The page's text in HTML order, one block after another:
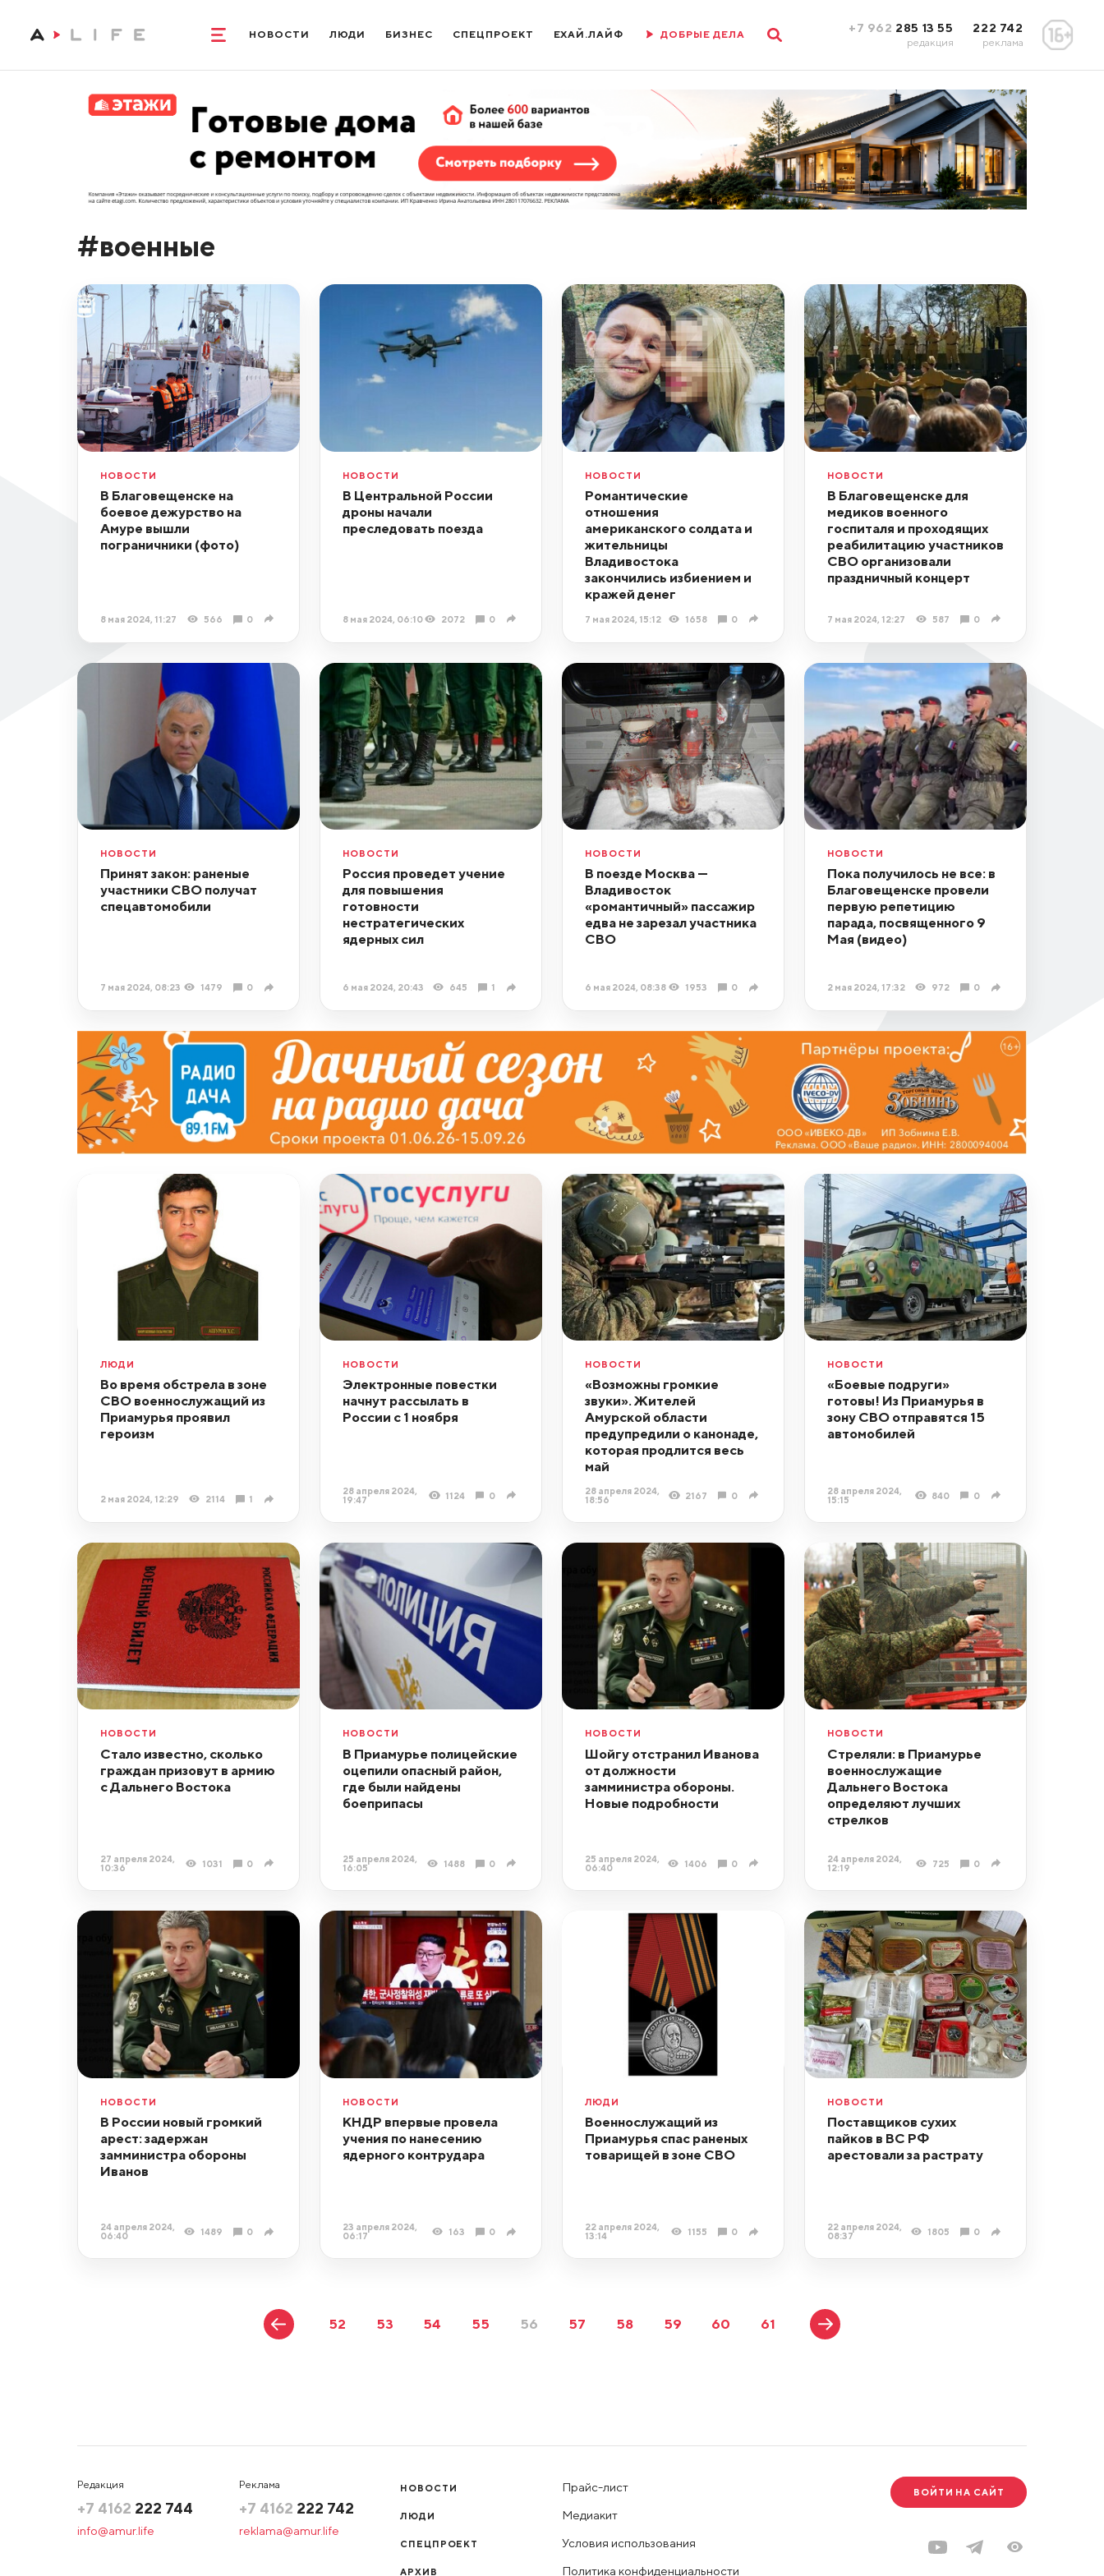
НОВОСТИ ЛЮДИ БИЗНЕС СПЕЦПРОЕКТ ЕХАЙ.ЛАЙФ ДОБРЫЕ ДЕЛА +7 962 285 13 55
редакция
222 742
реклама
#военные
НОВОСТИ
В Благовещенске на
боевое дежурство на
Амуре вышли
пограничники (фото)
8 мая 2024, 11:27 566 0
НОВОСТИ
В Центральной России
дроны начали
преследовать поезда
8 мая 2024, 06:10 2072 0
НОВОСТИ
Романтические
отношения
американского солдата и
жительницы
Владивостока
закончились избиением и
кражей денег
7 мая 2024, 15:12 1658 0
НОВОСТИ
В Благовещенске для
медиков военного
госпиталя и проходящих
реабилитацию участников
СВО организовали
праздничный концерт
7 мая 2024, 12:27 587 0
НОВОСТИ
Принят закон: раненые
участники СВО получат
спецавтомобили
7 мая 2024, 08:23 1479 0
НОВОСТИ
Россия проведет учение
для повышения
готовности
нестратегических
ядерных сил
6 мая 2024, 20:43 645 1
НОВОСТИ
В поезде Москва —
Владивосток
«романтичный» пассажир
едва не зарезал участника
СВО
6 мая 2024, 08:38 1953 0
НОВОСТИ
Пока получилось не все: в
Благовещенске провели
первую репетицию
парада, посвященного 9
Мая (видео)
2 мая 2024, 17:32 972 0
ЛЮДИ
Во время обстрела в зоне
СВО военнослужащий из
Приамурья проявил
героизм
2 мая 2024, 12:29 2114 1
НОВОСТИ
Электронные повестки
начнут рассылать в
России с 1 ноября
28 апреля 2024,
19:47
1124 0
НОВОСТИ
«Возможны громкие
звуки». Жителей
Амурской области
предупредили о канонаде,
которая продлится весь
май
28 апреля 2024,
18:56
2167 0
НОВОСТИ
«Боевые подруги»
готовы! Из Приамурья в
зону СВО отправятся 15
автомобилей
28 апреля 2024,
15:15
840 0
НОВОСТИ
Стало известно, сколько
граждан призовут в армию
с Дальнего Востока
27 апреля 2024,
10:36
1031 0
НОВОСТИ
В Приамурье полицейские
оцепили опасный район,
где были найдены
боеприпасы
25 апреля 2024,
16:05
1488 0
НОВОСТИ
Шойгу отстранил Иванова
от должности
замминистра обороны.
Новые подробности
25 апреля 2024,
06:40
1406 0
НОВОСТИ
Стреляли: в Приамурье
военнослужащие
Дальнего Востока
определяют лучших
стрелков
24 апреля 2024,
12:19
725 0
НОВОСТИ
В России новый громкий
арест: задержан
замминистра обороны
Иванов
24 апреля 2024,
06:40
1489 0
НОВОСТИ
КНДР впервые провела
учения по нанесению
ядерного контрудара
23 апреля 2024,
06:17
163 0
ЛЮДИ
Военнослужащий из
Приамурья спас раненых
товарищей в зоне СВО
22 апреля 2024,
13:14
1155 0
НОВОСТИ
Поставщиков сухих
пайков в ВС РФ
арестовали за растрату
22 апреля 2024,
08:37
1805 0
52 53 54 55 56 57 58 59 60 61
Редакция
+7 4162 222 744
info@amur.life
Реклама
+7 4162 222 742
reklama@amur.life
НОВОСТИ
ЛЮДИ
СПЕЦПРОЕКТ
АРХИВ
Прайс-лист
Медиакит
Условия использования
Политика конфиденциальности
ВОЙТИ НА САЙТ